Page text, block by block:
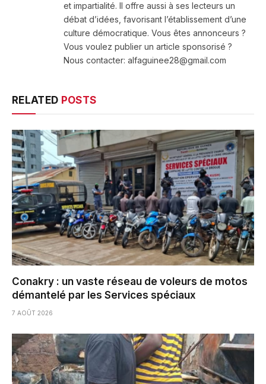
et impartialité. Il offre aussi à ses lecteurs un
débat d’idées, favorisant l’établissement d’une
culture démocratique. Vous êtes annonceurs ?
Vous voulez publier un article sponsorisé ?
Nous contacter: alfaguinee28@gmail.com
RELATED POSTS
Conakry : un vaste réseau de voleurs de motos
démantelé par les Services spéciaux
7 AOÛT 2026